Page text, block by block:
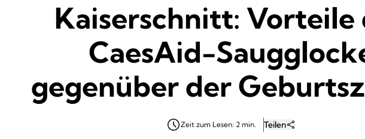
Kaiserschnitt: Vorteile
CaesAid-
gegenüber der
Zeit zum Lesen: 2 min. Teilen